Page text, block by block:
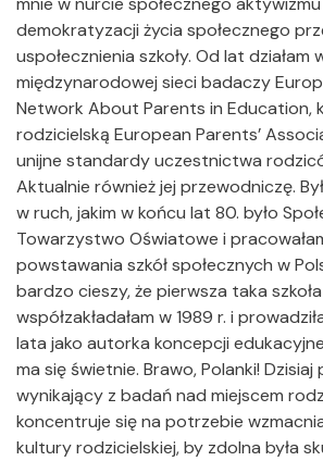
demokratyzacji życia społecznego
uspołecznienia szkoły. Od lat działam
międzynarodowej sieci badaczy
Network About Parents in Education,
rodzicielską European Parents’
unijne standardy uczestnictwa
Aktualnie również jej przewodniczę.
w ruch, jakim w końcu lat 80. było
Towarzystwo Oświatowe i
powstawania szkół społecznych w
bardzo cieszy, że pierwsza taka
współzakładałam w 1989 r. i
lata jako autorka koncepcji
ma się świetnie. Brawo, Polanki!
wynikający z badań nad miejscem
koncentruje się na potrzebie
kultury rodzicielskiej, by zdolna była